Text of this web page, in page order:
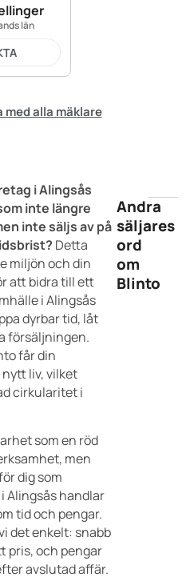
med alla mäklare
län
i Alingsås
inte längre
inte säljs av på
Detta
miljön och din
att bidra till ett
i Alingsås
dyrbar tid, låt
försäljningen.
får din
liv, vilket
cirkularitet i
som en röd
men
dig som
Alingsås handlar
tid och pengar.
det enkelt: snabb
pris, och pengar
avslutad affär.
Andra
säljares
ord
om
Blinto